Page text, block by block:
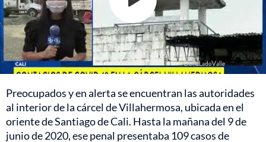
Preocupados y en alerta se encuentran las autoridades
al interior de la cárcel de Villahermosa, ubicada en el
oriente de Santiago de Cali. Hasta la mañana del 9 de
junio de 2020, ese penal presentaba 109 casos de